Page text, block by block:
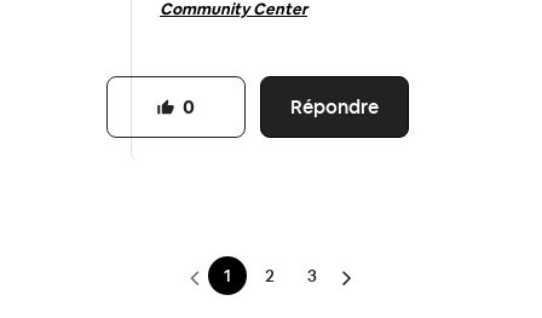
Community Center
Répondre
0
1 2 3